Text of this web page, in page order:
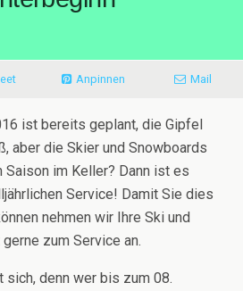
Anpinnen Mail
ist bereits geplant, die Gipfel
aber die Skier und Snowboards
im Keller? Dann ist es
Service! Damit Sie dies
nehmen wir Ihre Ski und
zum Service an.
sich, denn wer bis zum 08.